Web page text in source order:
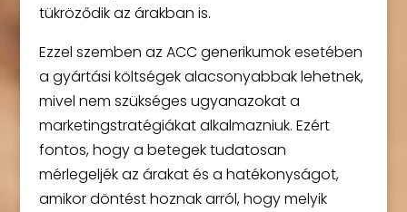
tükröződik az árakban is.
Ezzel szemben az ACC generikumok esetében
a gyártási költségek alacsonyabbak lehetnek,
mivel nem szükséges ugyanazokat a
marketingstratégiákat alkalmazniuk. Ezért
fontos, hogy a betegek tudatosan
mérlegeljék az árakat és a hatékonyságot,
amikor döntést hoznak arról, hogy melyik